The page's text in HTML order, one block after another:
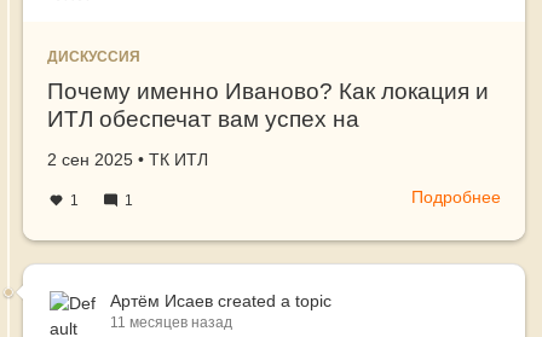
от
ДИСКУССИЯ
Почему именно Иваново? Как локация и
ИТЛ обеспечат вам успех на
Создано
2 сен 2025 •
автор ТК ИТЛ
1 1 Подробнее
Артём Исаев created a topic
11 месяцев назад